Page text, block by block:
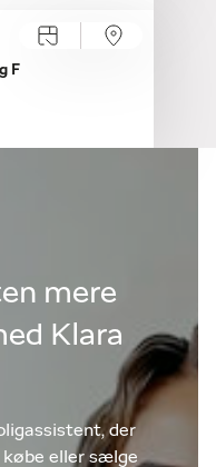
F
mere
Klara
der
eller sælge